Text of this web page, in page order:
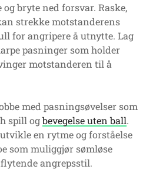
bryte ned forsvar. Raske,
strekke motstanderens
for angripere å utnytte. Lag
pasninger som holder
motstanderen til å
med pasningsøvelser som
spill ogbevegelse uten ball.
en rytme og forståelse
som muliggjør sømløse
angrepsstil.